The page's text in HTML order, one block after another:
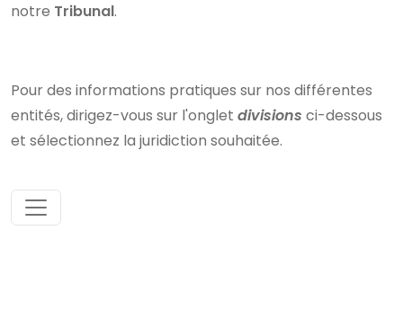
notre Tribunal.
Pour des informations pratiques sur nos différentes
entités, dirigez-vous sur l'onglet divisions ci-dessous
et sélectionnez la juridiction souhaitée.